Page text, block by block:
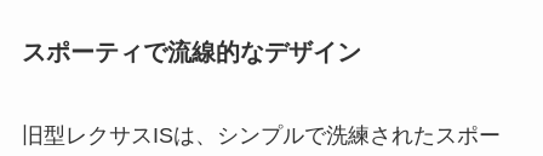
スポーティで流線的なデザイン
旧型レクサスISは、シンプルで洗練されたスポー